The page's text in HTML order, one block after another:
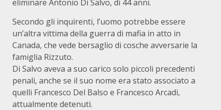
eliminare Antonio Di Salvo, di 44 anni.
Secondo gli inquirenti, l’uomo potrebbe essere
un’altra vittima della guerra di mafia in atto in
Canada, che vede bersaglio di cosche avversarie la
famiglia Rizzuto.
Di Salvo aveva a suo carico solo piccoli precedenti
penali, anche se il suo nome era stato associato a
quelli Francesco Del Balso e Francesco Arcadi,
attualmente detenuti.